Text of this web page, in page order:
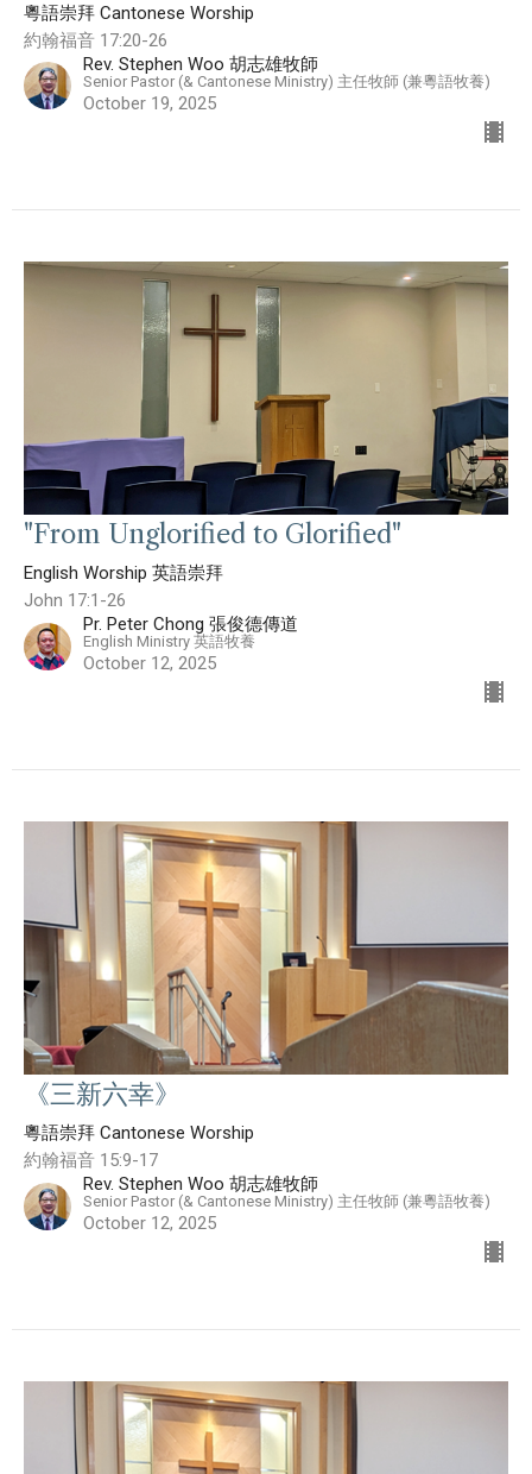
粵語崇拜 Cantonese Worship
約翰福音 17:20-26
Rev. Stephen Woo 胡志雄牧師
Senior Pastor (& Cantonese Ministry) 主任牧師 (兼粵語牧養)
October 19, 2025
"From Unglorified to Glorified"
English Worship 英語崇拜
John 17:1-26
Pr. Peter Chong 張俊德傳道
English Ministry 英語牧養
October 12, 2025
《三新六幸》
粵語崇拜 Cantonese Worship
約翰福音 15:9-17
Rev. Stephen Woo 胡志雄牧師
Senior Pastor (& Cantonese Ministry) 主任牧師 (兼粵語牧養)
October 12, 2025